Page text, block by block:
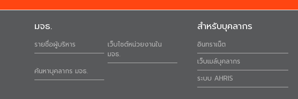
มจธ.
รายชื่อผู้บริหาร
เว็บไซต์หน่วยงานใน
มจธ.
ค้นหาบุคลากร มจธ.
สำหรับบุคลากร
อินทราเน็ต
เว็บเมล์บุคลากร
ระบบ AHRIS